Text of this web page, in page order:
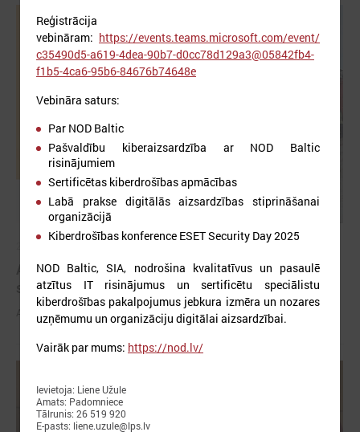
Aicina pašvaldības pieteikties mācībām "Drošība
sākas ar Tevi!"
Aicina pašvaldības pieteikties mācībām "Drošība sākas ar Tevi!"
Reģistrācija
vebināram: https://events.teams.microsoft.com/event/
c35490d5-a619-4dea-90b7-d0cc78d129a3@05842fb4-
f1b5-4ca6-95b6-84676b74648e
Vebināra saturs:
Par NOD Baltic
Pašvaldību kiberaizsardzība ar NOD Baltic
risinājumiem
Sertificētas kiberdrošības apmācības
Labā prakse digitālās aizsardzības stiprināšanai
organizācijā
Kiberdrošības konference ESET Security Day 2025
NOD Baltic, SIA, nodrošina kvalitatīvus un pasaulē
atzītus IT risinājumus un sertificētu speciālistu
kiberdrošības pakalpojumus jebkura izmēra un nozares
uzņēmumu un organizāciju digitālai aizsardzībai.
Vairāk par mums: https://nod.lv/
Ievietoja: Liene Užule
Amats: Padomniece
Tālrunis: 26 519 920
E-pasts: liene.uzule@lps.lv